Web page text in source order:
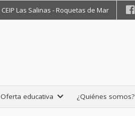
CEIP Las Salinas - Roquetas de Mar
Oferta educativa ¿Quiénes somos?